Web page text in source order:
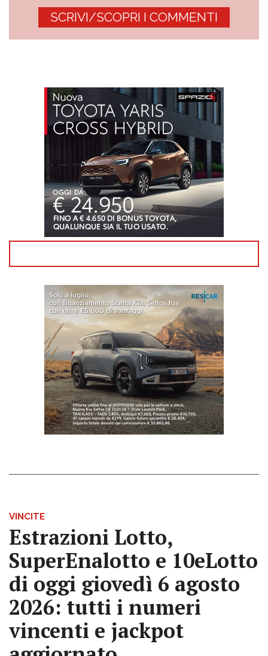
SCRIVI/SCOPRI I COMMENTI
VINCITE
Estrazioni Lotto,
SuperEnalotto e 10eLotto
di oggi giovedì 6 agosto
2026: tutti i numeri
vincenti e jackpot